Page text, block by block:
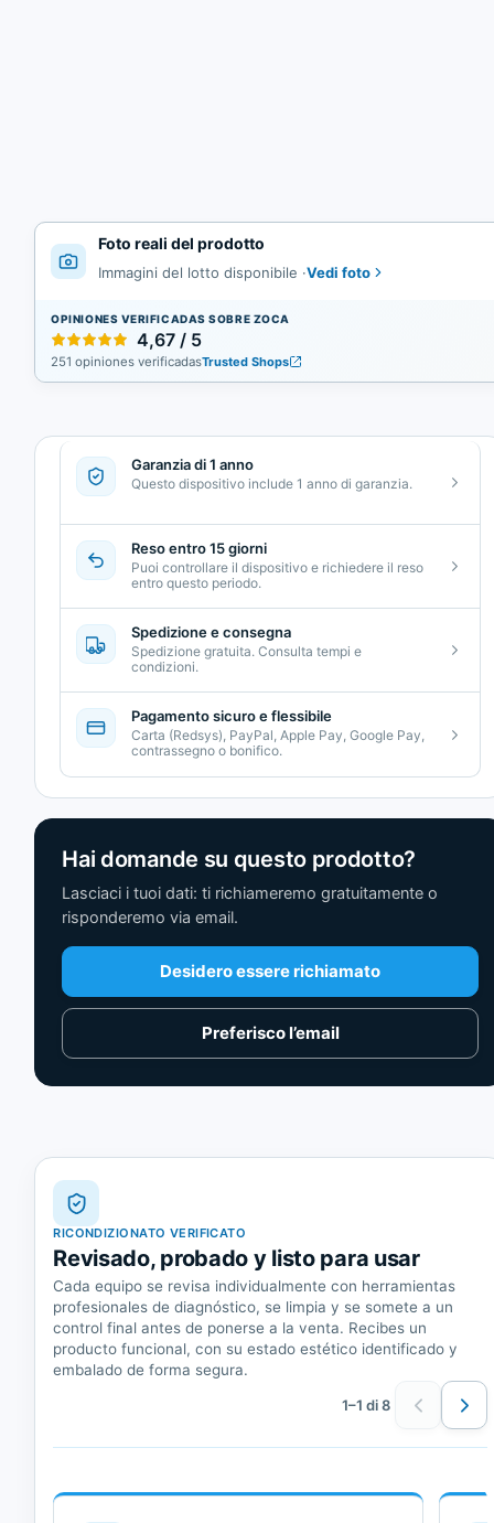
Foto reali del prodotto
Immagini del lotto disponibile ·Vedi foto
OPINIONES VERIFICADAS SOBRE ZOCA
4,67 / 5
251 opiniones verificadasTrusted Shops
Garanzia di 1 anno
Questo dispositivo include 1 anno di garanzia.
Reso entro 15 giorni
Puoi controllare il dispositivo e richiedere il reso
entro questo periodo.
Spedizione e consegna
Spedizione gratuita. Consulta tempi e
condizioni.
Pagamento sicuro e flessibile
Carta (Redsys), PayPal, Apple Pay, Google Pay,
contrassegno o bonifico.
Hai domande su questo prodotto?
Lasciaci i tuoi dati: ti richiameremo gratuitamente o
risponderemo via email.
Desidero essere richiamato
Preferisco l’email
RICONDIZIONATO VERIFICATO
Revisado, probado y listo para usar
Cada equipo se revisa individualmente con herramientas
profesionales de diagnóstico, se limpia y se somete a un
control final antes de ponerse a la venta. Recibes un
producto funcional, con su estado estético identificado y
embalado de forma segura.
1–1 di 8